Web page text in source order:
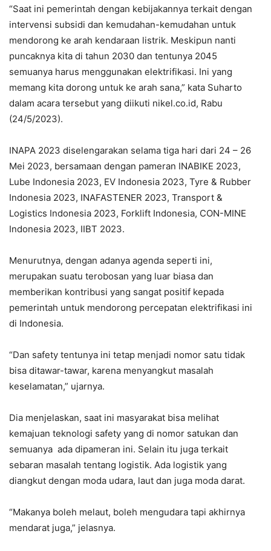
“Saat ini pemerintah dengan kebijakannya terkait dengan
intervensi subsidi dan kemudahan-kemudahan untuk
mendorong ke arah kendaraan listrik. Meskipun nanti
puncaknya kita di tahun 2030 dan tentunya 2045
semuanya harus menggunakan elektrifikasi. Ini yang
memang kita dorong untuk ke arah sana,” kata Suharto
dalam acara tersebut yang diikuti nikel.co.id, Rabu
(24/5/2023).
INAPA 2023 diselengarakan selama tiga hari dari 24 – 26
Mei 2023, bersamaan dengan pameran INABIKE 2023,
Lube Indonesia 2023, EV Indonesia 2023, Tyre & Rubber
Indonesia 2023, INAFASTENER 2023, Transport &
Logistics Indonesia 2023, Forklift Indonesia, CON-MINE
Indonesia 2023, IIBT 2023.
Menurutnya, dengan adanya agenda seperti ini,
merupakan suatu terobosan yang luar biasa dan
memberikan kontribusi yang sangat positif kepada
pemerintah untuk mendorong percepatan elektrifikasi ini
di Indonesia.
“Dan safety tentunya ini tetap menjadi nomor satu tidak
bisa ditawar-tawar, karena menyangkut masalah
keselamatan,” ujarnya.
Dia menjelaskan, saat ini masyarakat bisa melihat
kemajuan teknologi safety yang di nomor satukan dan
semuanya ada dipameran ini. Selain itu juga terkait
sebaran masalah tentang logistik. Ada logistik yang
diangkut dengan moda udara, laut dan juga moda darat.
“Makanya boleh melaut, boleh mengudara tapi akhirnya
mendarat juga,” jelasnya.